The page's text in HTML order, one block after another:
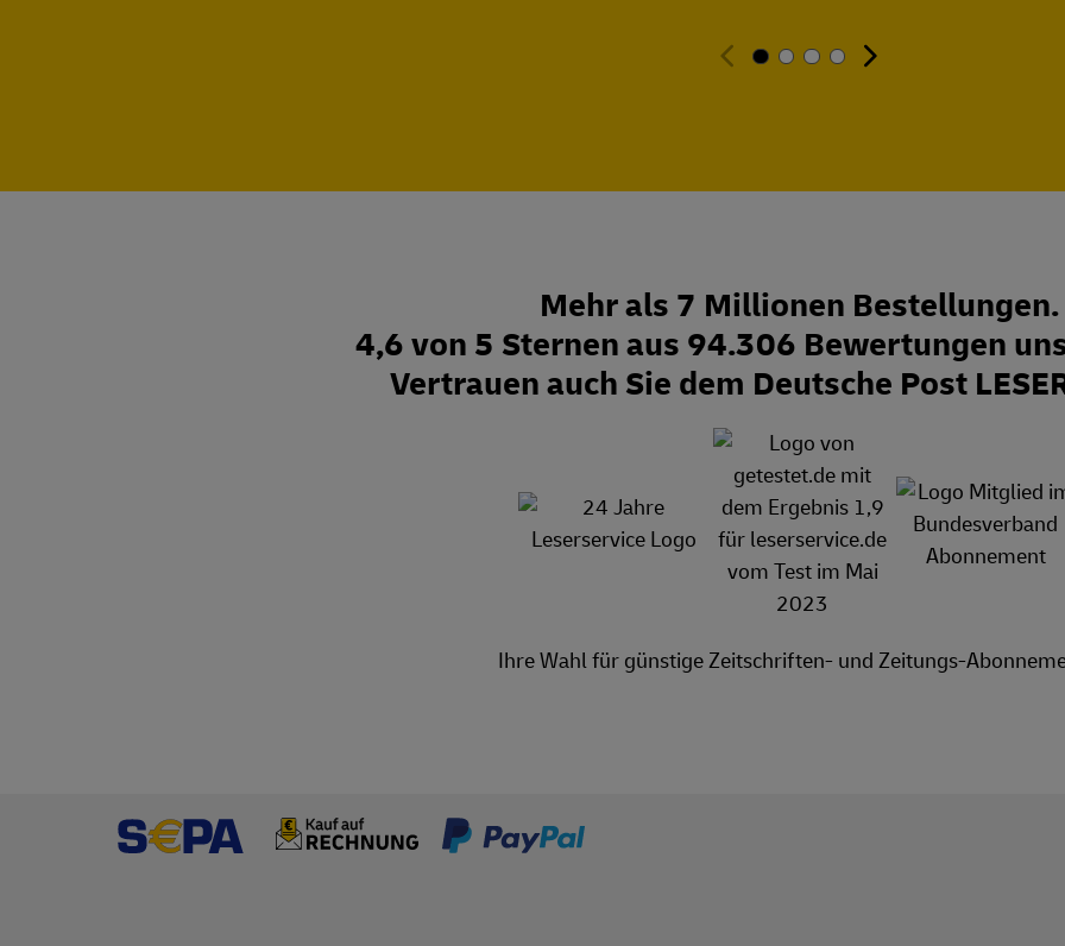
Mehr als 7 Millionen Bestellungen.
4,6 von 5 Sternen aus 94.306 Bewertungen
Vertrauen auch Sie dem Deutsche Post
Ihre Wahl für günstige Zeitschriften- und Zeitungs-